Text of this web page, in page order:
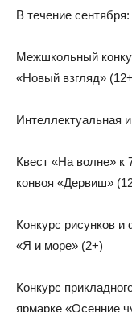
В течение сентября:
Межшкольный
«Новый взгляд»
Интеллектуальная
Квест «На волне» к
конвоя «Дервиш»
Конкурс рисунков
«Я и море» (2+)
Конкурс
ярмарке «Осенние